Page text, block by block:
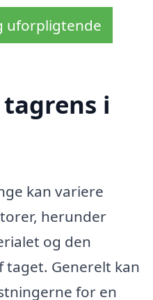
uforpligtende
i
kan variere
herunder
og den
Generelt kan
for en